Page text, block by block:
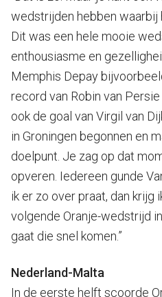
wedstrijden hebben
Dit was een hele mooie
enthousiasme en
Memphis Depay
record van Robin van
ook de goal van Virgil van
in Groningen begonnen en
doelpunt. Je zag op dat
opveren. Iedereen gunde
ik er zo over praat, dan krijg
volgende Oranje-wedstrijd
gaat die snel komen.”
Nederland-Malta
In de eerste helft scoorde